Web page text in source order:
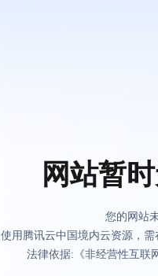
网站暂
您的网站
使用腾讯云中国境内云资源，
法律依据:《非经营性互联